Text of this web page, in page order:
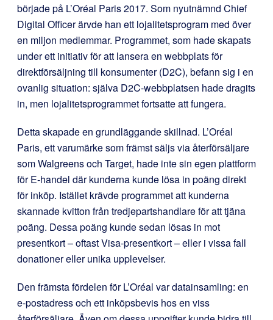
började på L’Oréal Paris 2017. Som nyutnämnd Chief
Digital Officer ärvde han ett lojalitetsprogram med över
en miljon medlemmar. Programmet, som hade skapats
under ett initiativ för att lansera en webbplats för
direktförsäljning till konsumenter (D2C), befann sig i en
ovanlig situation: själva D2C-webbplatsen hade dragits
in, men lojalitetsprogrammet fortsatte att fungera.
Detta skapade en grundläggande skillnad. L’Oréal
Paris, ett varumärke som främst säljs via återförsäljare
som Walgreens och Target, hade inte sin egen plattform
för E-handel där kunderna kunde lösa in poäng direkt
för inköp. Istället krävde programmet att kunderna
skannade kvitton från tredjepartshandlare för att tjäna
poäng. Dessa poäng kunde sedan lösas in mot
presentkort – oftast Visa-presentkort – eller i vissa fall
donationer eller unika upplevelser.
Den främsta fördelen för L’Oréal var datainsamling: en
e-postadress och ett inköpsbevis hos en viss